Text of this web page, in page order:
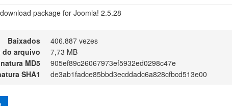
package for Joomla! 2.5.28
Baixados
406.887 vezes
do arquivo
7,73 MB
MD5
905ef89c26067973ef5932ed0298c47e
SHA1
de3ab1fadce85bbd3ecddadc6a828cfbcd513e00